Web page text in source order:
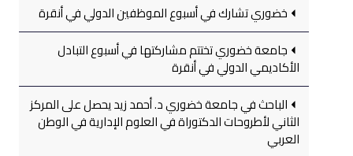
خضوري تشارك في أسبوع الموظفين الدولي في أنقرة
جامعة خضوري تختتم مشاركتها في أسبوع التبادل
الأكاديمي الدولي في أنقرة
الباحث في جامعة خضوري د. أحمد زيد يحصل على المركز
الثاني لأطروحات الدكتوراة في العلوم الإدارية في الوطن
العربي